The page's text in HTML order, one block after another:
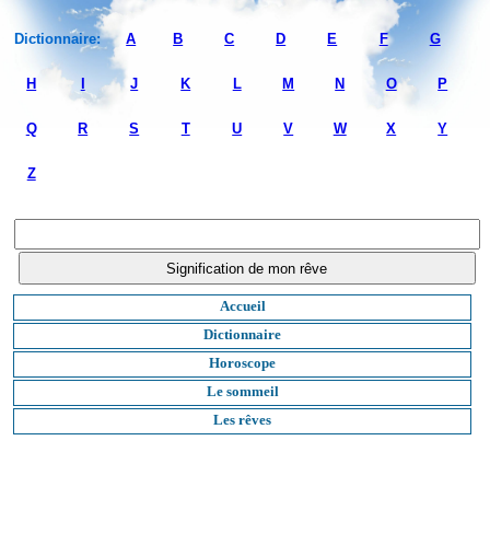
Dictionnaire: A B C D E F G
H J K L M N O P
Q R S T U V W X Y
Z
Accueil
Dictionnaire
Horoscope
Le sommeil
Les rêves